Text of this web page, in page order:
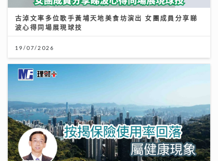
古淖文率多位歌手黃埔天地美食坊演出 女團成員分享睇
波心得同場展現球技
19/07/2026